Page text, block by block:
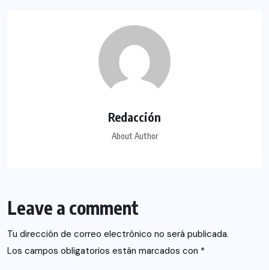
Redacción
About Author
Leave a comment
Tu dirección de correo electrónico no será publicada.
Los campos obligatorios están marcados con *